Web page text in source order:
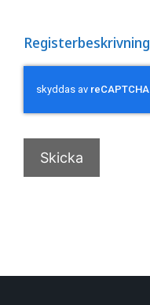
Registerbeskrivning
Skicka